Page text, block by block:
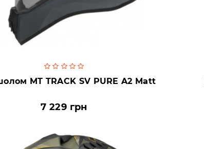
MT TRACK SV PURE A2 Matt
7 229 грн